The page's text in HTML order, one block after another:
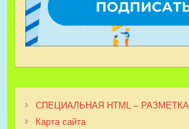
СПЕЦИАЛЬНАЯ HTML – РАЗМЕТКА
Карта сайта